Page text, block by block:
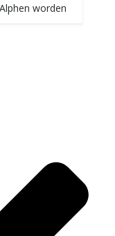
worden